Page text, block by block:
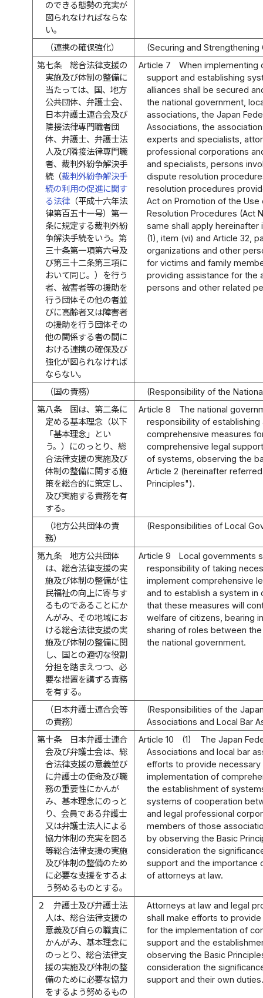
のできる態勢の充実が
図られなければならな
い。
（連携の確保強化）
(Securing and
第七条
総合法律支援の
実施及び体制の整備に
当たっては、国、地方
公共団体、弁護士会、
日本弁護士連合会及び
隣接法律専門職者団
体、弁護士、弁護士法
人及び隣接法律専門職
者、裁判外紛争解決手
続（裁判外紛争解決手
続の利用の促進に関す
る法律（平成十六年法
律第百五十一号）第一
条に規定する裁判外紛
争解決手続をいう。第
三十条第一項第六号及
び第三十二条第三項に
おいて同じ。）を行う
者、被害者等の援助を
行う団体その他の者並
びに高齢者又は障害者
の援助を行う団体その
他の関係する者の間に
おける連携の確保及び
強化が図られなければ
ならない。
Article 7
When implementing
support and establishing
alliances shall be secured
the national government,
associations, the Japan
Associations, the
experts and specialists,
professional corporations
and specialists, persons
dispute resolution
resolution procedures
Act on Promotion of the
Resolution Procedures (Act
same shall apply hereinafter
(1), item (vi) and Article 32,
organizations and other
for victims and family
providing assistance for the
persons and other related
（国の責務）
(Responsibility of the
第八条
国は、第二条に
定める基本理念（以下
「基本理念」とい
う。）にのっとり、総
合法律支援の実施及び
体制の整備に関する施
策を総合的に策定し、
及び実施する責務を有
する。
Article 8
The national
responsibility of establishing
comprehensive measures
comprehensive legal
of systems, observing the
Article 2 (hereinafter
Principles").
（地方公共団体の責
務）
(Responsibilities of Local
第九条
地方公共団体
は、総合法律支援の実
施及び体制の整備が住
民福祉の向上に寄与す
るものであることにか
んがみ、その地域にお
ける総合法律支援の実
施及び体制の整備に関
し、国との適切な役割
分担を踏まえつつ、必
要な措置を講ずる責務
を有する。
Article 9
Local governments
responsibility of taking
implement comprehensive
and to establish a system
that these measures will
welfare of citizens, bearing
sharing of roles between
the national government.
（日本弁護士連合会等
の責務）
(Responsibilities of the
Associations and Local Bar
第十条
日本弁護士連合
会及び弁護士会は、総
合法律支援の意義並び
に弁護士の使命及び職
務の重要性にかんが
み、基本理念にのっと
り、会員である弁護士
又は弁護士法人による
協力体制の充実を図る
等総合法律支援の実施
及び体制の整備のため
に必要な支援をするよ
う努めるものとする。
Article 10 (1)
The Japan
Associations and local bar
efforts to provide
implementation of
the establishment of
systems of cooperation
and legal professional
members of those
by observing the Basic
consideration the
support and the importance
of attorneys at law.
２
弁護士及び弁護士法
人は、総合法律支援の
意義及び自らの職責に
かんがみ、基本理念に
のっとり、総合法律支
援の実施及び体制の整
備のために必要な協力
をするよう努めるもの
Attorneys at law and legal
shall make efforts to
for the implementation of
support and the
observing the Basic
consideration the
support and their own